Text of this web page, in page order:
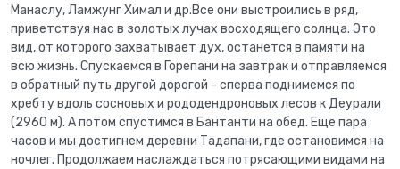
Манаслу, Ламжунг Химал и др.Все они выстроились в ряд,
приветствуя нас в золотых лучах восходящего солнца. Это
вид, от которого захватывает дух, останется в памяти на
всю жизнь. Спускаемся в Горепани на завтрак и отправляемся
в обратный путь другой дорогой - сперва поднимемся по
хребту вдоль сосновых и рододендроновых лесов к Деурали
(2960 м). А потом спустимся в Бантанти на обед. Еще пара
часов и мы достигнем деревни Тадапани, где остановимся на
ночлег. Продолжаем наслаждаться потрясающими видами на